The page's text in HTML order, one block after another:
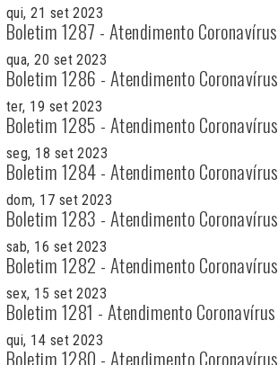
qui, 21 set 2023
Boletim 1287 - Atendimento Coronavírus
qua, 20 set 2023
Boletim 1286 - Atendimento Coronavírus
ter, 19 set 2023
Boletim 1285 - Atendimento Coronavírus
seg, 18 set 2023
Boletim 1284 - Atendimento Coronavírus
dom, 17 set 2023
Boletim 1283 - Atendimento Coronavírus
sab, 16 set 2023
Boletim 1282 - Atendimento Coronavírus
sex, 15 set 2023
Boletim 1281 - Atendimento Coronavírus
qui, 14 set 2023
Boletim 1280 - Atendimento Coronavírus